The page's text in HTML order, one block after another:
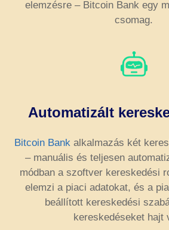
elemzésre – Bitcoin Bank egy
csomag.
Automatizált
Bitcoin Bank alkalmazás két
– manuális és teljesen
módban a szoftver kereskedési
elemzi a piaci adatokat, és a
beállított kereskedési
kereskedéseket hajt